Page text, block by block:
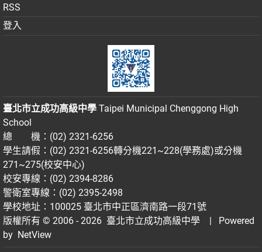
RSS
登入
臺北市立成功高級中學 Taipei Municipal Chenggong High
School
總 機：(02) 2321-6256
學生請假：(02) 2321-6256轉分機221~228(學務處)或分機
271~275(校安中心)
校安專線：(02) 2394-8286
警衛室專線：(02) 2395-2498
學校地址：100025 臺北市中正區濟南路一段71號
版權所有 © 2006 - 2026 臺北市立成功高級中學
| Powered
by NetView